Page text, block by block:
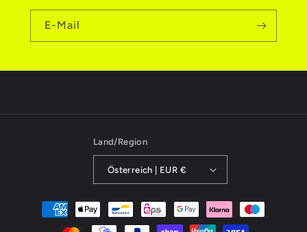
E-Mail
Land/Region
Österreich | EUR €
Zahlungsmethoden